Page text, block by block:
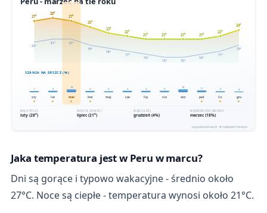
Jaka temperatura jest w Peru w marcu?
Dni są gorące i typowo wakacyjne - średnio około
27°C. Noce są ciepłe - temperatura wynosi około 21°C.